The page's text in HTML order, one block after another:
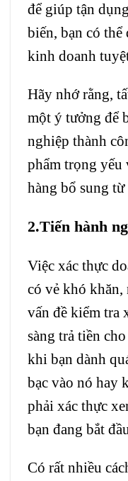
để giúp tận
biến, bạn có
kinh doanh
Hãy nhớ rằng,
một ý tưởng để
nghiệp thành
phẩm trọng yếu
hàng bổ sung từ
2.Tiến hành
Việc xác thực
có vẻ khó khăn,
vấn đề kiểm tra
sàng trả tiền
khi bạn dành
bạc vào nó hay
phải xác thực
bạn đang bắt
Có rất nhiều